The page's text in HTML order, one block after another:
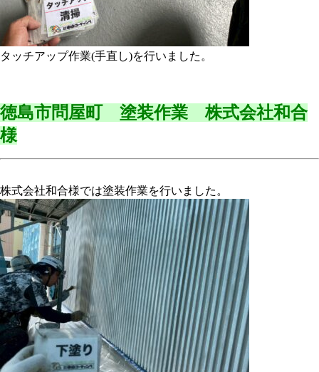
タッチアップ作業(手直し)を行いました。
徳島市問屋町 塗装作業 株式会社和合
様
株式会社和合様では塗装作業を行いました。